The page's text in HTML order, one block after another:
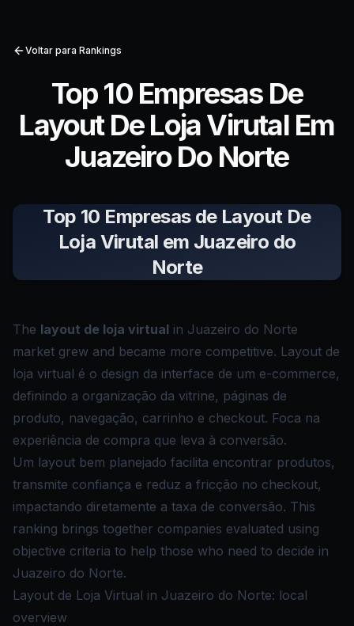
Voltar para Rankings
Top 10 Empresas De
Layout De Loja Virutal Em
Juazeiro Do Norte
Top 10 Empresas de Layout De
Loja Virutal em Juazeiro do
Norte
The layout de loja virtual in Juazeiro do Norte
market grew and became more competitive. Layout de
loja virtual é o design da interface de um e-commerce,
definindo a organização da vitrine, páginas de
produto, navegação, carrinho e checkout. Foca na
experiência de compra que leva à conversão.
Um layout bem planejado facilita encontrar produtos,
transmite confiança e reduz a fricção no checkout,
impactando diretamente a taxa de conversão. This
ranking brings together companies evaluated using
objective criteria to help those who need to decide in
Juazeiro do Norte.
Layout de Loja Virtual in Juazeiro do Norte: local
overview